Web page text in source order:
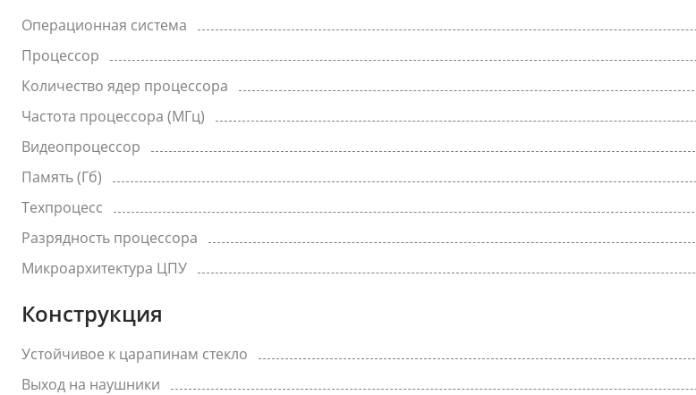
Операционная система
Процессор
Количество ядер процессора
Частота процессора (МГц)
Видеопроцессор
Память (Гб)
Техпроцесс
Разрядность процессора
Микроархитектура ЦПУ
Конструкция
Устойчивое к царапинам стекло
Выход на наушники